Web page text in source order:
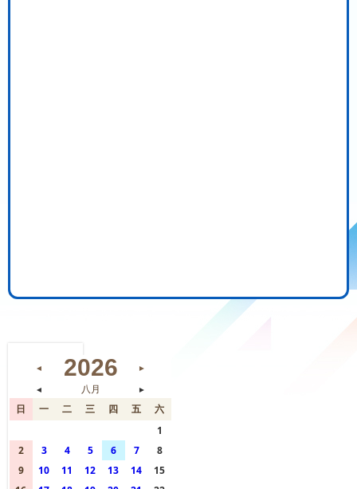
◄ 2026
►
◄
八月 ►
日 一 二 三 四 五
六
1
2
3 4 5 6 7
8
9
10 11 12 13 14
15